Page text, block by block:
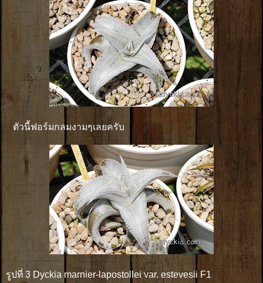
ตัวนี้ฟอร์มกลมงามๆเลยครับ
รูปที่ 3 Dyckia marnier-lapostollei var. estevesii F1